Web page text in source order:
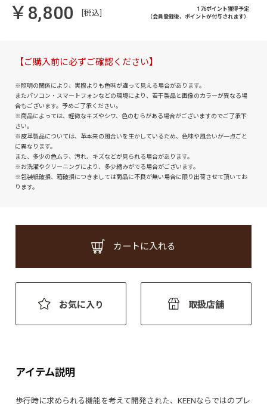
￥8,800 [税込]
176ポイント獲得予定
（会員登録後、ポイントが付与されます）
【ご購入前に必ずご確認ください】
※照明の関係により、実際よりも色味が違って見える場合があります。
またパソコン・スマートフォンなどの環境により、若干製品と画像のカラーが異なる場
合もございます。予めご了承ください。
※商品によっては、軽微なキズやシワ、色のむらがある場合がございますのでご了承下
さい。
※皮革製品については、革本来の風合いを生かしているため、色味や風合いが一点ごと
に異なります。
また、多少の色ムラ、汚れ、キズなどが見られる場合があります。
※お洗濯やクリーニングにより、多少縮みがでる場合がございます。
※包装紙破損、箱破損につきましては商品に不良が無い場合に限り出荷させて頂いてお
ります。
カートに入れる
お気に入り 取扱店舗
アイテム説明
歩行時に求められる機能を考えて開発された、KEENならではのプレ